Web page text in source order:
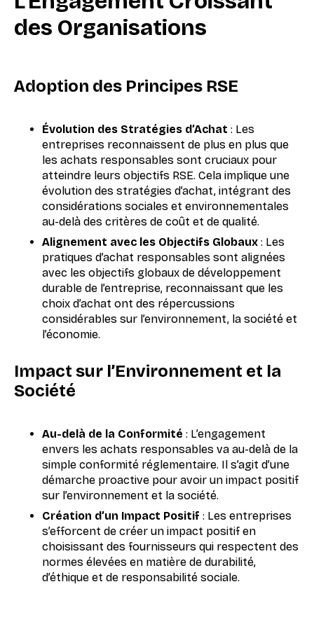
des Organisations
Adoption des Principes RSE
Évolution des Stratégies d’Achat : Les
entreprises reconnaissent de plus en plus que
les achats responsables sont cruciaux pour
atteindre leurs objectifs RSE. Cela implique une
évolution des stratégies d’achat, intégrant des
considérations sociales et environnementales
au-delà des critères de coût et de qualité.
Alignement avec les Objectifs Globaux : Les
pratiques d’achat responsables sont alignées
avec les objectifs globaux de développement
durable de l’entreprise, reconnaissant que les
choix d’achat ont des répercussions
considérables sur l’environnement, la société et
l’économie.
Impact sur l’Environnement et la
Société
Au-delà de la Conformité : L’engagement
envers les achats responsables va au-delà de la
simple conformité réglementaire. Il s’agit d’une
démarche proactive pour avoir un impact positif
sur l’environnement et la société.
Création d’un Impact Positif : Les entreprises
s’efforcent de créer un impact positif en
choisissant des fournisseurs qui respectent des
normes élevées en matière de durabilité,
d’éthique et de responsabilité sociale.